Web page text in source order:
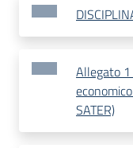
Allegato 1
SATER)